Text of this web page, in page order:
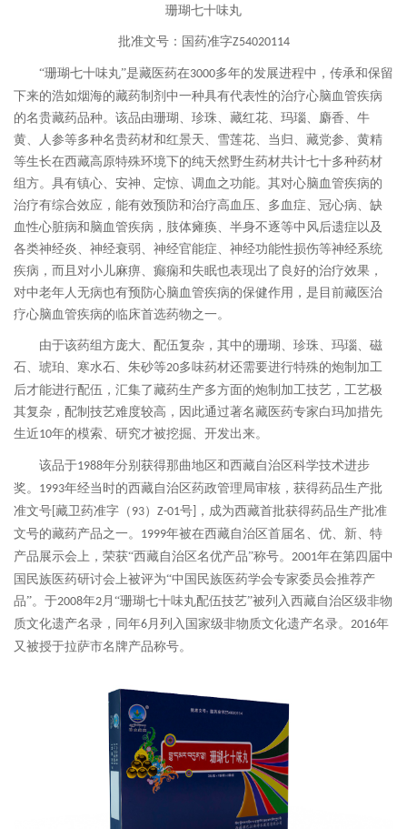
珊瑚七十味丸
批准文号：国药准字Z54020114
“珊瑚七十味丸”是藏医药在3000多年的发展进程中，传承和保留
下来的浩如烟海的藏药制剂中一种具有代表性的治疗心脑血管疾病
的名贵藏药品种。该品由珊瑚、珍珠、藏红花、玛瑙、麝香、牛
黄、人参等多种名贵药材和红景天、雪莲花、当归、藏党参、黄精
等生长在西藏高原特殊环境下的纯天然野生药材共计七十多种药材
组方。具有镇心、安神、定惊、调血之功能。其对心脑血管疾病的
治疗有综合效应，能有效预防和治疗高血压、多血症、冠心病、缺
血性心脏病和脑血管疾病，肢体瘫痪、半身不逐等中风后遗症以及
各类神经炎、神经衰弱、神经官能症、神经功能性损伤等神经系统
疾病，而且对小儿麻痹、癫痫和失眠也表现出了良好的治疗效果，
对中老年人无病也有预防心脑血管疾病的保健作用，是目前藏医治
疗心脑血管疾病的临床首选药物之一。
由于该药组方庞大、配伍复杂，其中的珊瑚、珍珠、玛瑙、磁
石、琥珀、寒水石、朱砂等20多味药材还需要进行特殊的炮制加工
后才能进行配伍，汇集了藏药生产多方面的炮制加工技艺，工艺极
其复杂，配制技艺难度较高，因此通过著名藏医药专家白玛加措先
生近10年的模索、研究才被挖掘、开发出来。
该品于1988年分别获得那曲地区和西藏自治区科学技术进步
奖。 1993年经当时的西藏自治区药政管理局审核，获得药品生产批
准文号 藏卫药准字（ 93） Z-01号
，成为西藏首批获得药品生产批准
文号的藏药产品之一。 1999年被在西藏自治区首届名、优、新、特
产品展示会上，荣获“西藏自治区名优产品”称号。 2001年在第四届中
国民族医药研讨会上被评为“中国民族医药学会专家委员会推荐产
品”。于2008年2月“珊瑚七十味丸配伍技艺”被列入西藏自治区级非物
质文化遗产名录，同年6月列入国家级非物质文化遗产名录。 2016年
又被授于拉萨市名牌产品称号。